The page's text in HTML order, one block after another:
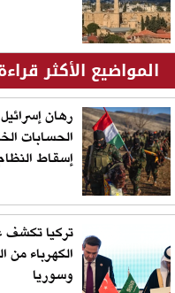
المواضيع الأكثر
رهان
الحسابات
إسقاط
تركيا
الكهرباء من
وسوريا